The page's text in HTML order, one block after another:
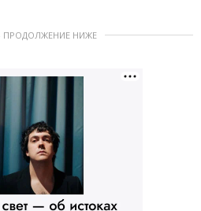
ПРОДОЛЖЕНИЕ НИЖЕ